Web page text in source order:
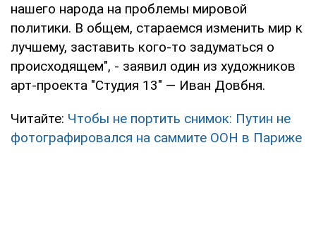
нашего народа на проблемы мировой
политики. В общем, стараемся изменить мир к
лучшему, заставить кого-то задуматься о
происходящем", - заявил один из художников
арт-проекта "Студия 13" — Иван Довбня.
Читайте: Чтобы не портить снимок: Путин не
фотографировался на саммите ООН в Париже